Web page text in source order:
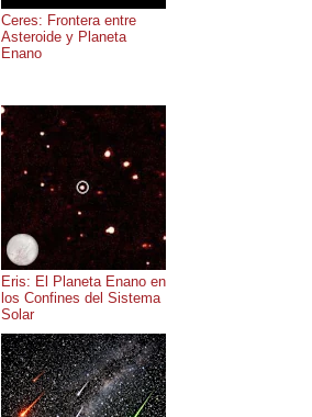
Ceres: Frontera entre
Asteroide y Planeta
Enano
Eris: El Planeta Enano en
los Confines del Sistema
Solar